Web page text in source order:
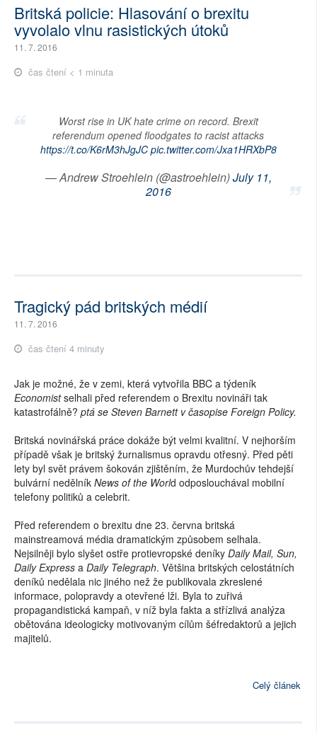
Britská policie: Hlasování o brexitu
vyvolalo vlnu rasistických útoků
11. 7. 2016
čas čtení < 1 minuta
Worst rise in UK hate crime on record. Brexit
referendum opened floodgates to racist attacks
https://t.co/K6rM3hJgJC pic.twitter.com/Jxa1HRXbP8
— Andrew Stroehlein (@astroehlein)July 11,
2016
Tragický pád britských médií
11. 7. 2016
čas čtení 4 minuty
Jak je možné, že v zemi, která vytvořila BBC a týdeník
Economistselhali před referendem o Brexitu novináři tak
katastrofálně? ptá se Steven Barnett v časopise Foreign Policy.
Britská novinářská práce dokáže být velmi kvalitní. V nejhorším
případě však je britský žurnalismus opravdu otřesný. Před pěti
lety byl svět právem šokován zjištěním, že Murdochův tehdejší
bulvární nedělník News of the World odposlouchával mobilní
telefony politiků a celebrit.
Před referendem o brexitu dne 23. června britská
mainstreamová média dramatickým způsobem selhala.
Nejsilněji bylo slyšet ostře protievropské deníky Daily Mail, Sun,
Daily Express a Daily Telegraph. Většina britských celostátních
deníků nedělala nic jiného než že publikovala zkreslené
informace, polopravdy a otevřené lži. Byla to zuřivá
propagandistická kampaň, v níž byla fakta a střízlivá analýza
obětována ideologicky motivovaným cílům šéfredaktorů a jejich
majitelů.
Celý článek